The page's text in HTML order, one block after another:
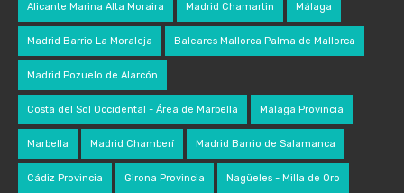
Alicante Marina Alta Moraira Madrid Chamartin Málaga
Madrid Barrio La Moraleja Baleares Mallorca Palma de Mallorca
Madrid Pozuelo de Alarcón
Costa del Sol Occidental - Área de Marbella Málaga Provincia
Marbella Madrid Chamberí Madrid Barrio de Salamanca
Cádiz Provincia Girona Provincia Nagüeles - Milla de Oro